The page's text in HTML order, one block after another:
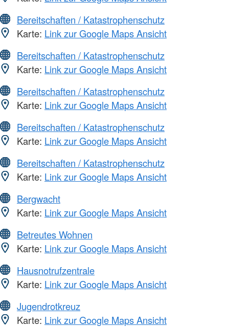
Bereitschaften / Katastrophenschutz
Karte: Link zur Google Maps Ansicht
Bereitschaften / Katastrophenschutz
Karte: Link zur Google Maps Ansicht
Bereitschaften / Katastrophenschutz
Karte: Link zur Google Maps Ansicht
Bereitschaften / Katastrophenschutz
Karte: Link zur Google Maps Ansicht
Bereitschaften / Katastrophenschutz
Karte: Link zur Google Maps Ansicht
Bergwacht
Karte: Link zur Google Maps Ansicht
Betreutes Wohnen
Karte: Link zur Google Maps Ansicht
Hausnotrufzentrale
Karte: Link zur Google Maps Ansicht
Jugendrotkreuz
Karte: Link zur Google Maps Ansicht